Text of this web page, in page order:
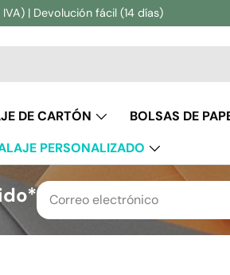
| Devolución fácil (14 días)
DE CARTÓN BOLSAS DE
PERSONALIZADO